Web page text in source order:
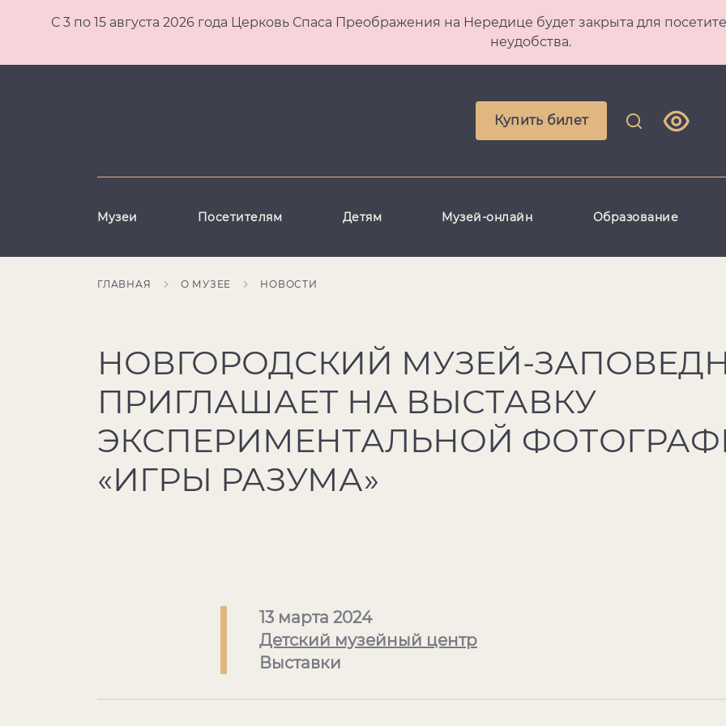
С 3 по 15 августа 2026 года Церковь Спаса Преображения на Нередице будет закрыта для
неудобства.
Купить билет
Музеи Посетителям Детям Музей-онлайн Образование
ГЛАВНАЯ О МУЗЕЕ НОВОСТИ
НОВГОРОДСКИЙ МУЗЕЙ-
ПРИГЛАШАЕТ НА ВЫСТАВКУ
ЭКСПЕРИМЕНТАЛЬНОЙ
«ИГРЫ РАЗУМА»
13 марта 2024
Детский музейный центр
Выставки